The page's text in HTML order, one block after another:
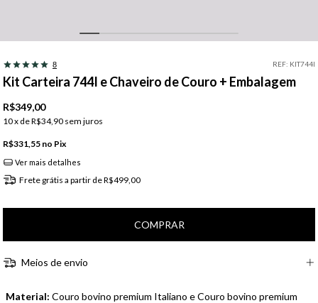
8 REF: KIT744I
Kit Carteira 744I e Chaveiro de Couro + Embalagem
R$349,00
10x deR$34,90 sem juros
R$331,55 Pix
Ver mais detalhes
Frete grátis a partir deR$499,00
Meios de envio
Material: Couro bovino premium Italiano e Couro bovino premium